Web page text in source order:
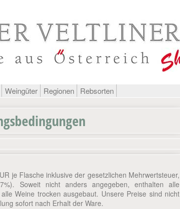
Weingüter Regionen Rebsorten
je Flasche inklusive der gesetzlichen Mehrwertsteuer,
Soweit nicht anders angegeben, enthalten alle
Weine trocken ausgebaut. Unsere Preise sind nicht
sofort nach Erhalt der Ware.